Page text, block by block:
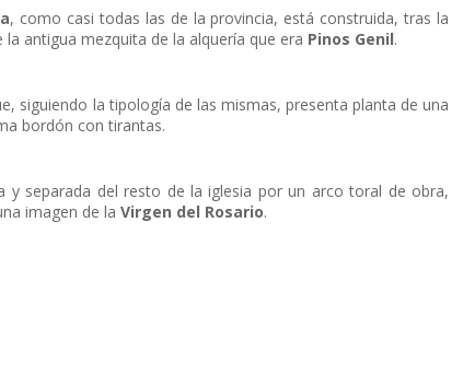
, como casi todas las de la provincia, está construida, tras la
antigua mezquita de la alquería que era Pinos Genil.
siguiendo la tipología de las mismas, presenta planta de una
bordón con tirantas.
y separada del resto de la iglesia por un arco toral de obra,
imagen de la Virgen del Rosario.